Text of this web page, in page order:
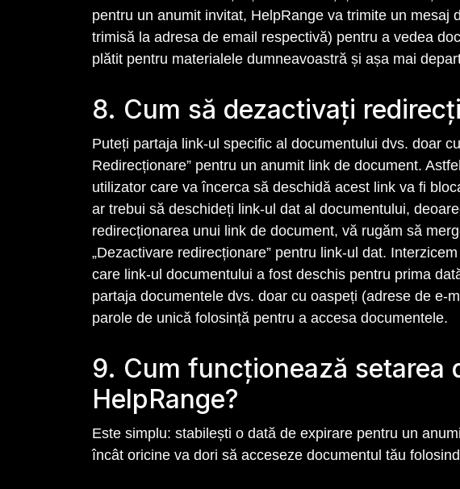
pentru un anumit invitat, HelpRange va trimite un
trimisă la adresa de email respectivă) pentru a vedea
plătit pentru materialele dumneavoastră și așa mai
8. Cum să dezactivați
Puteți partaja link-ul specific al documentului dvs. doar
Redirecționare” pentru un anumit link de document.
utilizator care va încerca să deschidă acest link va fi
ar trebui să deschideți link-ul dat al documentului,
redirecționarea unui link de document, vă rugăm să
„Dezactivare redirecționare” pentru link-ul dat.
care link-ul documentului a fost deschis pentru prima
partaja documentele dvs. doar cu oaspeți (adrese de e-
parole de unică folosință pentru a accesa documentele.
9. Cum funcționează setarea
HelpRange?
Este simplu: stabilești o dată de expirare pentru un
încât oricine va dori să acceseze documentul tău